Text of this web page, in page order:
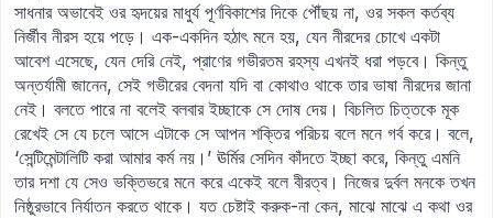
সাধনার অভাবেই ওর হৃদয়ের মাধুর্য পূর্ণবিকাশের দিকে পৌঁছয় না, ওর সকল কর্তব্য
নির্জীব নীরস হয়ে পড়ে। এক-একদিন হঠাৎ মনে হয়, যেন নীরদের চোখে একটা
আবেশ এসেছে, যেন দেরি নেই, প্রাণের গভীরতম রহস্য এখনই ধরা পড়বে। কিন্তু
অন্তর্যামী জানেন, সেই গভীরের বেদনা যদি বা কোথাও থাকে তার ভাষা নীরদের জানা
নেই। বলতে পারে না বলেই বলবার ইচ্ছাকে সে দোষ দেয়। বিচলিত চিত্তকে মূক
রেখেই সে যে চলে আসে এটাকে সে আপন শক্তির পরিচয় বলে মনে গর্ব করে। বলে,
‘সেন্টিমেন্টালিটি করা আমার কর্ম নয়।’ ঊর্মির সেদিন কাঁদতে ইচ্ছা করে, কিন্তু এমনি
তার দশা যে সেও ভক্তিভরে মনে করে একেই বলে বীরত্ব। নিজের দুর্বল মনকে তখন
নিষ্ঠুরভাবে নির্যাতন করতে থাকে। যত চেষ্টাই করুক-না কেন, মাঝে মাঝে এ কথা ওর